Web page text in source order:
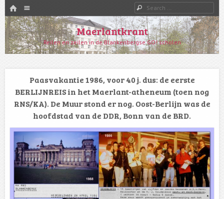
HOME
SKIP TO CONTENT
Search
Maerlantkrant
Reilen en zeilen in de Blankenbergse GO! scholen
Paasvakantie 1986, voor 40 j. dus: de eerste
BERLIJNREIS in het Maerlant-atheneum (toen nog
RNS/KA). De Muur stond er nog. Oost-Berlijn was de
hoofdstad van de DDR, Bonn van de BRD.